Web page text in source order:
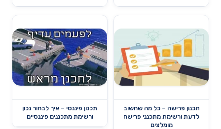
תכנון פרישה – כל מה שחשוב
לדעת ורשימת מתכנני פרישה
מומלצים
תכנון פיננסי – איך לבחור נכון
ורשימת מתכננים פיננסיים